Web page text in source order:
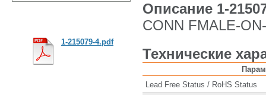
Описание 1-
CONN FMALE-
Технические
Lead Free Status / RoHS Status
1-215079-4.pdf